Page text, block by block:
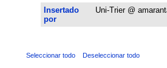
Insertado
por
Uni-Trier @
Seleccionar todo Deseleccionar todo